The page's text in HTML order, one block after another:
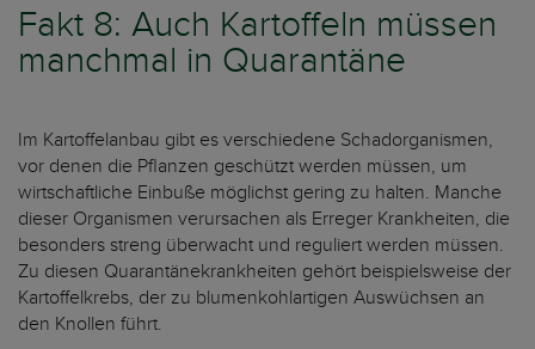
Fakt 8: Auch Kartoffeln müssen
manchmal in Quarantäne
Im Kartoffelanbau gibt es verschiedene Schadorganismen,
vor denen die Pflanzen geschützt werden müssen, um
wirtschaftliche Einbuße möglichst gering zu halten. Manche
dieser Organismen verursachen als Erreger Krankheiten, die
besonders streng überwacht und reguliert werden müssen.
Zu diesen Quarantänekrankheiten gehört beispielsweise der
Kartoffelkrebs, der zu blumenkohlartigen Auswüchsen an
den Knollen führt.